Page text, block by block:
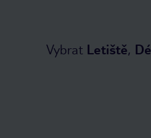
Vybrat Letiště,